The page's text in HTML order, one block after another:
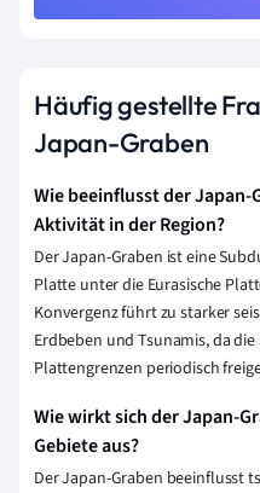
Häufig gestellte
Japan-Graben
Wie beeinflusst der Japan-
Aktivität in der Region?
Der Japan-Graben ist eine
Platte unter die Eurasische
Konvergenz führt zu starker
Erdbeben und Tsunamis, da
Plattengrenzen periodisch
Wie wirkt sich der Japan-
Gebiete aus?
Der Japan-Graben beeinflusst